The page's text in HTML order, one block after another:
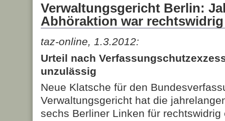
Verwaltungsgericht Berlin:
Abhöraktion war rechtswidrig
taz-online, 1.3.2012:
Urteil nach
unzulässig
Neue Klatsche für den
Verwaltungsgericht hat die
sechs Berliner Linken für rechtswidrig